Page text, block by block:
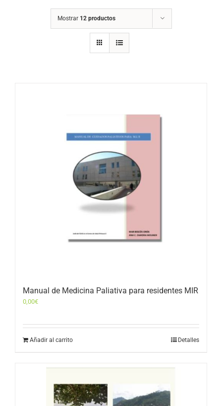
Mostrar 12 productos
Manual de Medicina Paliativa para residentes MIR
0,00€
Añadir al carrito Detalles